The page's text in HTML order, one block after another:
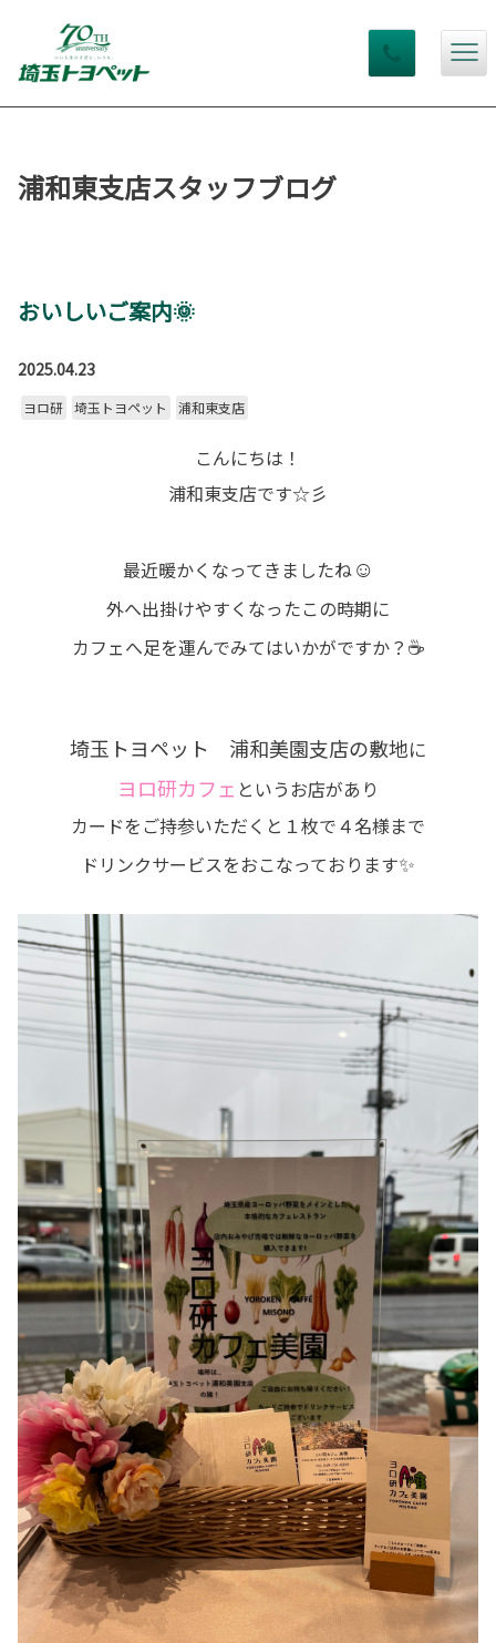
浦和東支店スタッフブログ
おいしいご案内🌞
2025.04.23
ヨロ研 埼玉トヨペット 浦和東支店
こんにちは！
浦和東支店です☆彡
最近暖かくなってきましたね☺
外へ出掛けやすくなったこの時期に
カフェへ足を運んでみてはいかがですか？ ☕
埼玉トヨペット 浦和美園支店の敷地に
ヨロ研カフェ というお店があり
カードをご持参いただくと１枚で４名様まで
ドリンクサービスをおこなっております✨